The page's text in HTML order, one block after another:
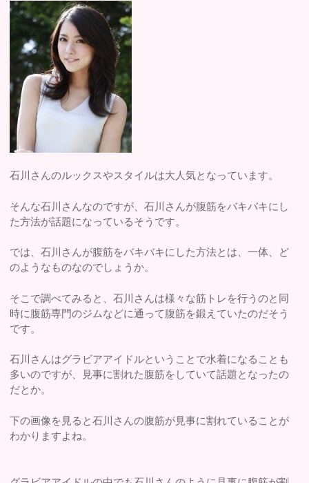
石川さんのルックスやスタイルは大人気となっています。
そんな石川さんなのですが、石川さんが腹筋をバキバキにし
た方法が話題になっているそうです。
では、石川さんが腹筋をバキバキにした方法とは、一体、ど
のようなものなのでしょうか。
そこで調べてみると、石川さんは様々な筋トレを行うのと同
時に腹筋専門のジムなどに通って腹筋を鍛えていたのだそう
です。
石川さんはグラビアアイドルということで水着になることも
多いのですが、見事に割れた腹筋をしていて話題となったの
だとか。
下の画像を見ると石川さんの腹筋が見事に割れていることが
わかりますよね。